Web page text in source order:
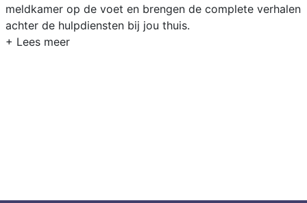
meldkamer op de voet en brengen de complete verhalen
achter de hulpdiensten bij jou thuis.